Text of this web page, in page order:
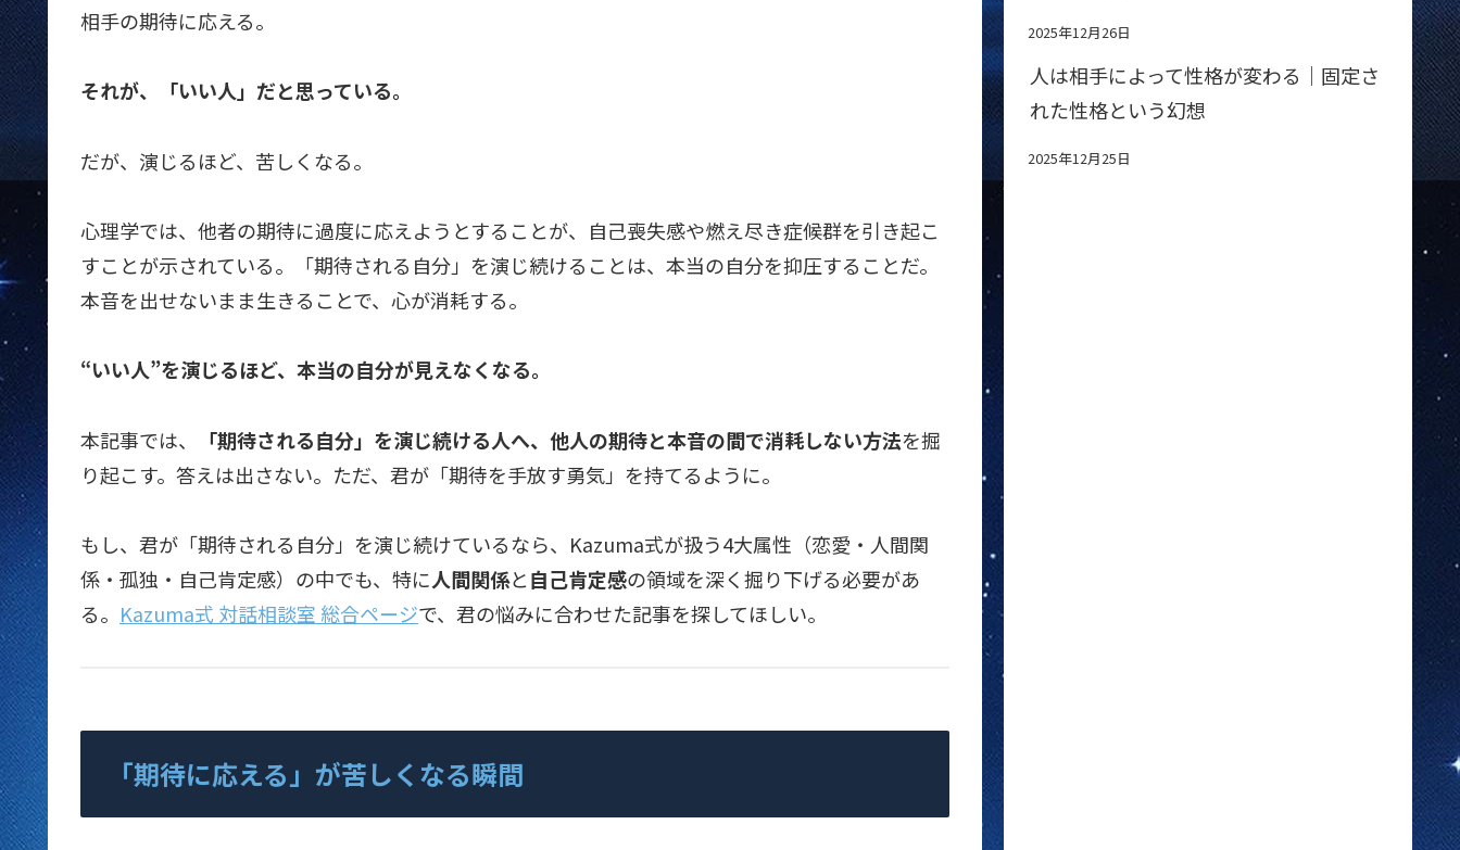
相手の期待に応える。
それが、「いい人」だと思っている。
だが、演じるほど、苦しくなる。
心理学では、他者の期待に過度に応えようとすることが、自己喪失感や燃え尽き症候群を引き起こ
すことが示されている。「期待される自分」を演じ続けることは、本当の自分を抑圧することだ。
本音を出せないまま生きることで、心が消耗する。
“いい人”を演じるほど、本当の自分が見えなくなる。
本記事では、 「期待される自分」を演じ続ける人へ、他人の期待と本音の間で消耗しない方法を掘
り起こす。答えは出さない。ただ、君が「期待を手放す勇気」を持てるように。
もし、君が「期待される自分」を演じ続けているなら、Kazuma式が扱う4大属性（恋愛・人間関
係・孤独・自己肯定感）の中でも、特に人間関係と自己肯定感の領域を深く掘り下げる必要があ
る。 Kazuma式 対話相談室 総合ページで、君の悩みに合わせた記事を探してほしい。
「期待に応える」が苦しくなる瞬間
2025年12月26日
人は相手によって性格が変わる｜固定さ
れた性格という幻想
2025年12月25日